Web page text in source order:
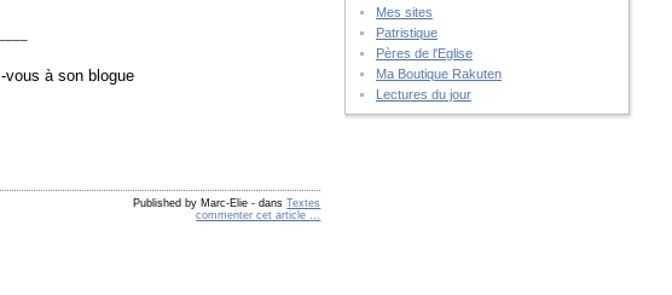
vous à son blogue
Published by Marc-Elie - dansTextes
commenter cet article
Mes sites
Patristique
Pères de l'Eglise
Ma Boutique Rakuten
Lectures du jour